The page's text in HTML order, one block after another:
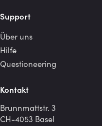
Support
Über uns
Hilfe
Questioneering
Kontakt
Brunnmattstr. 3
CH-4053 Basel